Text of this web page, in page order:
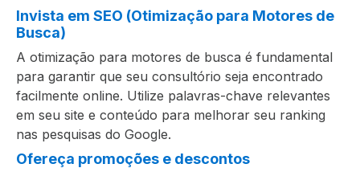
Invista em SEO (Otimização para Motores de
Busca)
A otimização para motores de busca é fundamental
para garantir que seu consultório seja encontrado
facilmente online. Utilize palavras-chave relevantes
em seu site e conteúdo para melhorar seu ranking
nas pesquisas do Google.
Ofereça promoções e descontos